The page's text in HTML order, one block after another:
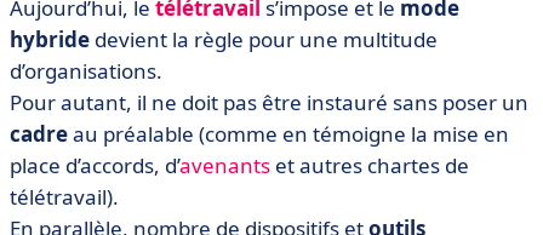
Aujourd’hui, le télétravail s’impose et le mode
hybride devient la règle pour une multitude
d’organisations.
Pour autant, il ne doit pas être instauré sans poser un
cadreau préalable (comme en témoigne la mise en
place d’accords, d’avenants et autres chartes de
télétravail).
En parallèle, nombre de dispositifs etoutils